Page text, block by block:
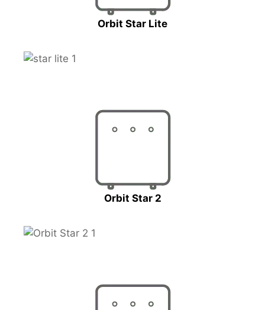
Orbit Star Lite
Orbit Star 2